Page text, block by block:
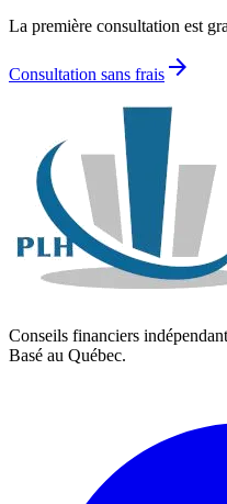
La première consultation est
Consultation sans frais arrow_forward
Conseils financiers
Basé au Québec.